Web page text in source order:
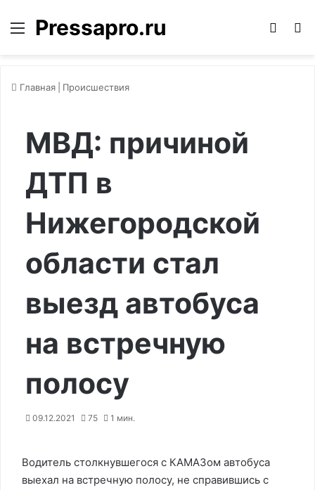
Меню
Pressapro.ru Войти
Главная Происшествия
МВД: причиной
ДТП в
Нижегородской
области стал
выезд автобуса
на встречную
полосу
09.12.2021 75 1 мин.
Водитель столкнувшегося с КАМАЗом автобуса
выехал на встречную полосу, не справившись с